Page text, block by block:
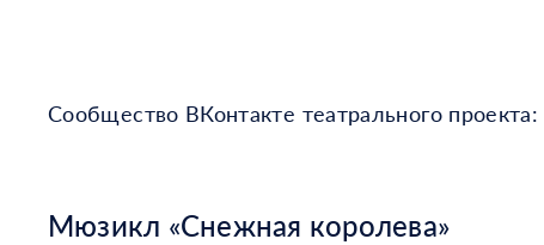
Сообщество ВКонтакте театрального проекта:
Мюзикл «Снежная королева»